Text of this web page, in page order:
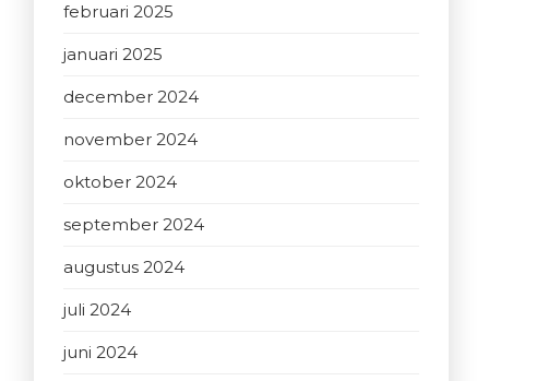
februari 2025
januari 2025
december 2024
november 2024
oktober 2024
september 2024
augustus 2024
juli 2024
juni 2024